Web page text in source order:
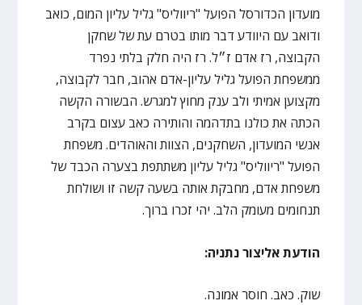
מועדון הכדורסל הפועל "ריווליס" גליל עליון המום, כואב
ודואב עם היוודע דבר מותו בטרם עת של שחקן
הקבוצה, רז אדם ז״ל. רז היה חלק בלתי נפרד
ממשפחת הפועל גליל עליון-אדם אהוב, חבר לקבוצה,
מקצוען אמיתי ולב ענק מחוץ למגרש. הבשורה הקשה
הכתה את כולנו בתדהמה והותירה כאב עצום בקרב
אנשי המועדון, השחקנים, הצוות והאוהדים. משפחת
הפועל "ריווליס" גליל עליון משתתפת בצערה הכבד של
משפחת אדם, מחבקת אותה בשעה קשה זו ושולחת
תנחומים מעומק הלב. יהי זכרו ברוך.
הודעת אליצור נתניה:
שוק. כאב. חוסר אמונה.